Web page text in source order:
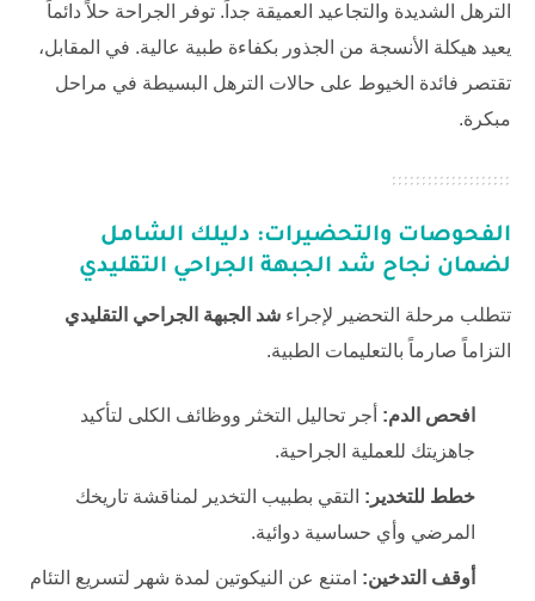
الترهل الشديدة والتجاعيد العميقة جداً. توفر الجراحة حلاً دائماً
يعيد هيكلة الأنسجة من الجذور بكفاءة طبية عالية. في المقابل،
تقتصر فائدة الخيوط على حالات الترهل البسيطة في مراحل
مبكرة.
الفحوصات والتحضيرات: دليلك الشامل
لضمان نجاح شد الجبهة الجراحي التقليدي
تتطلب مرحلة التحضير لإجراء شد الجبهة الجراحي التقليدي
التزاماً صارماً بالتعليمات الطبية.
افحص الدم: أجر تحاليل التخثر ووظائف الكلى لتأكيد
جاهزيتك للعملية الجراحية.
خطط للتخدير: التقي بطبيب التخدير لمناقشة تاريخك
المرضي وأي حساسية دوائية.
أوقف التدخين: امتنع عن النيكوتين لمدة شهر لتسريع التئام